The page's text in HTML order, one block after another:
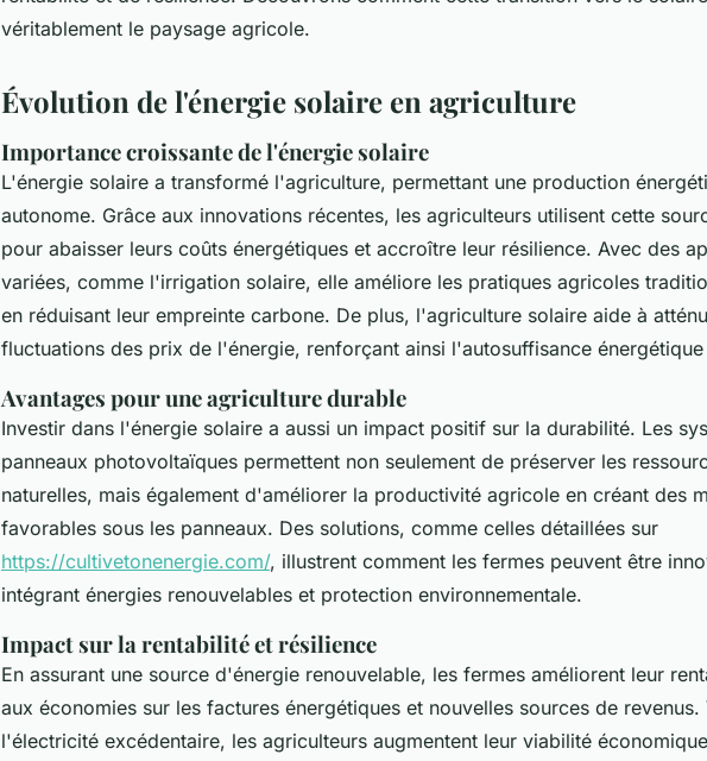
véritablement le paysage agricole.
Évolution de l'énergie solaire en agriculture
Importance croissante de l'énergie solaire
L'énergie solaire a transformé l'agriculture, permettant une production
autonome. Grâce aux innovations récentes, les agriculteurs utilisent cette
pour abaisser leurs coûts énergétiques et accroître leur résilience. Avec des
variées, comme l'irrigation solaire, elle améliore les pratiques agricoles
en réduisant leur empreinte carbone. De plus, l'agriculture solaire aide à
fluctuations des prix de l'énergie, renforçant ainsi l'autosuffisance
Avantages pour une agriculture durable
Investir dans l'énergie solaire a aussi un impact positif sur la durabilité. Les
panneaux photovoltaïques permettent non seulement de préserver les
naturelles, mais également d'améliorer la productivité agricole en créant des
favorables sous les panneaux. Des solutions, comme celles détaillées sur
https://cultivetonenergie.com/, illustrent comment les fermes peuvent être
intégrant énergies renouvelables et protection environnementale.
Impact sur la rentabilité et résilience
En assurant une source d'énergie renouvelable, les fermes améliorent leur
aux économies sur les factures énergétiques et nouvelles sources de revenus.
l'électricité excédentaire, les agriculteurs augmentent leur viabilité